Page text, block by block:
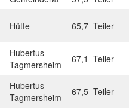
Hütte 65,7 Teiler
Hubertus
Tagmersheim
67,1 Teiler
Hubertus
Tagmersheim
67,5 Teiler